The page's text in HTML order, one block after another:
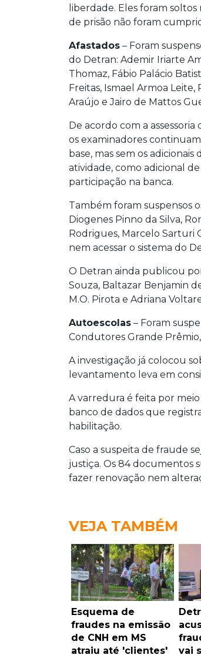
liberdade. Eles foram
de prisão não foram
Afastados – Foram
do Detran: Ademir Iriarte
Thomaz, Fábio Palácio
Freitas, Ismael Armoa Leite,
Araújo e Jairo de Mattos
De acordo com a
os examinadores
base, mas sem os
atividade, como adicional
participação na banca.
Também foram suspensos
Diogenes Pinno da Silva,
Rodrigues, Marcelo Sarturi
nem acessar o sistema do
O Detran ainda publicou
Souza, Baltazar Benjamin
M.O. Pirota e Adriana
Autoescolas – Foram
Condutores Grande
A investigação já colocou
levantamento leva em
A varredura é feita por
banco de dados que
habilitação.
Caso a suspeita de fraude
justiça. Os 84 documentos
fazer renovação nem
VEJA TAMBÉM
Esquema de
fraudes na emissão
de CNH em MS
atraiu até 'clientes'
vai